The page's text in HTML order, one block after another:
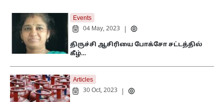
Events
04 May, 2023
திருச்சி ஆசிரியை போக்சோ சட்டத்தில்
கீழ்…
Articles
30 Oct, 2023